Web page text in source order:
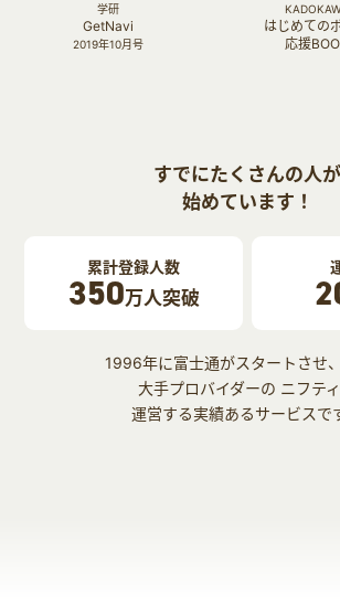
学研
GetNavi
2019年10月号
はじめての
応援
すでにたくさんの人が
始めています！
累計登録人数
350万人突破
1996年に富士通がスタートさせ
大手プロバイダーの ニフテ
運営する実績あるサービスで